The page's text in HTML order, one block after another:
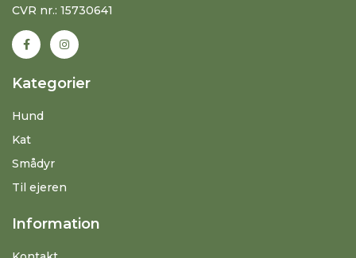
CVR nr.: 15730641
Kategorier
Hund
Kat
Smådyr
Til ejeren
Information